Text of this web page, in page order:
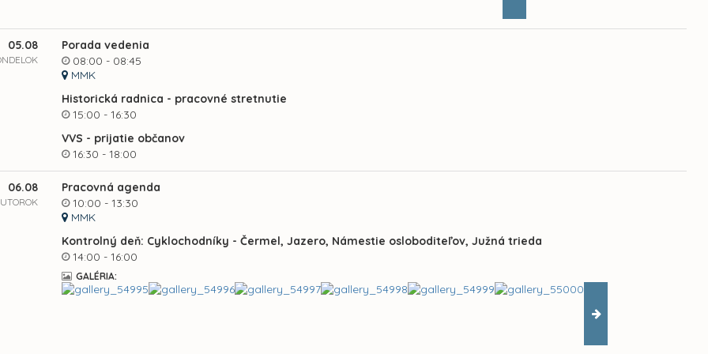
05.08
Porada vedenia
08:00 - 08:45
MMK
Historická radnica - pracovné stretnutie
15:00 - 16:30
VVS - prijatie občanov
16:30 - 18:00
06.08
UTOROK
Pracovná agenda
10:00 - 13:30
MMK
Kontrolný deň: Cyklochodníky - Čermel, Jazero, Námestie osloboditeľov, Južná trieda
14:00 - 16:00
GALÉRIA: